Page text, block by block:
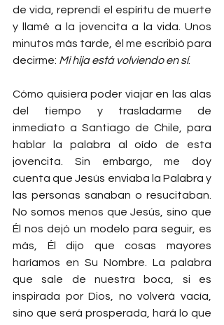
de vida, reprendí el espíritu de muerte
y llamé a la jovencita a la vida. Unos
minutos más tarde, él me escribió para
decirme: Mi hija está volviendo en sí.
Cómo quisiera poder viajar en las alas
del tiempo y trasladarme de
inmediato a Santiago de Chile, para
hablar la palabra al oído de esta
jovencita. Sin embargo, me doy
cuenta que Jesús enviaba la Palabra y
las personas sanaban o resucitaban.
No somos menos que Jesús, sino que
Él nos dejó un modelo para seguir, es
más, Él dijo que cosas mayores
haríamos en Su Nombre. La palabra
que sale de nuestra boca, si es
inspirada por Dios, no volverá vacía,
sino que será prosperada, hará lo que